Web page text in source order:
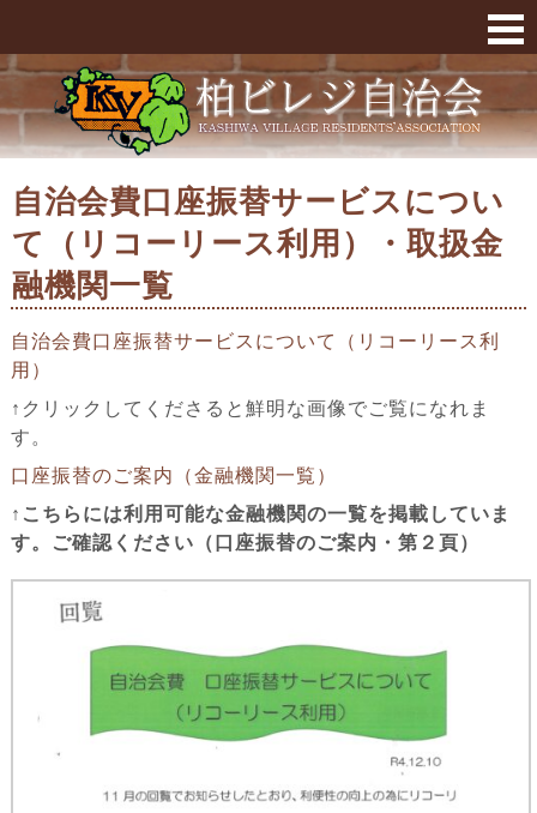
自治会費口座振替サービスについて（リコー
自治会費口座振替サービスについ
て（リコーリース利用）・取扱金
融機関一覧
自治会費口座振替サービスについて（リコーリース利
用）
↑クリックしてくださると鮮明な画像でご覧になれま
す。
口座振替のご案内（金融機関一覧）
↑こちらには利用可能な金融機関の一覧を掲載していま
す。ご確認ください（口座振替のご案内・第２頁）